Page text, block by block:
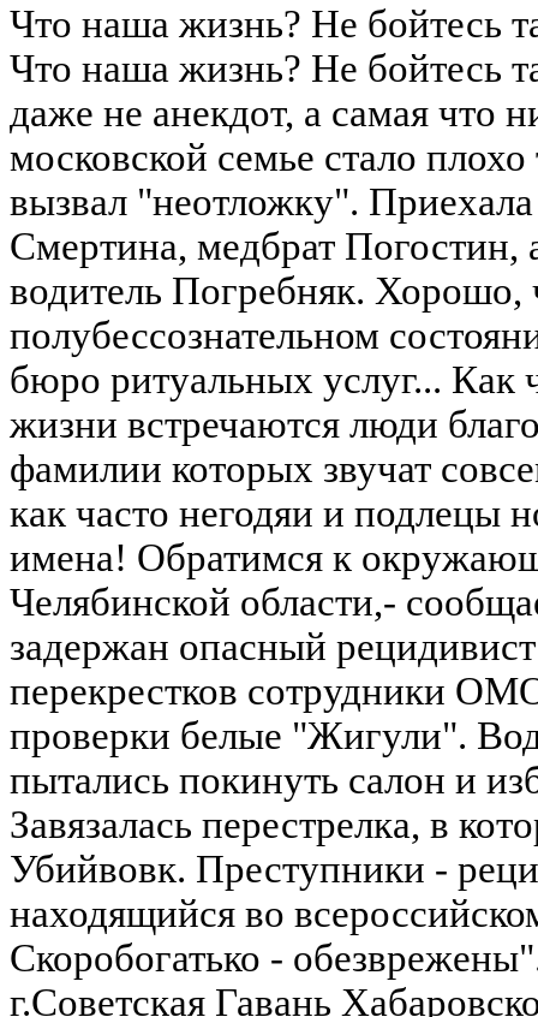
Что наша жизнь? Не бойтесь
Что наша жизнь? Не бойтесь
даже не анекдот, а самая что
московской семье стало
вызвал "неотложку".
Смертина, медбрат
водитель Погребняк. Хорошо,
полубессознательном
бюро ритуальных услуг... Как
жизни встречаются люди
фамилии которых звучат
как часто негодяи и подлецы
имена! Обратимся к
Челябинской области,-
задержан опасный
перекрестков сотрудники
проверки белые "Жигули".
пытались покинуть салон и
Завязалась перестрелка, в
Убийвовк. Преступники -
находящийся во
Скоробогатько -
г.Советская Гавань